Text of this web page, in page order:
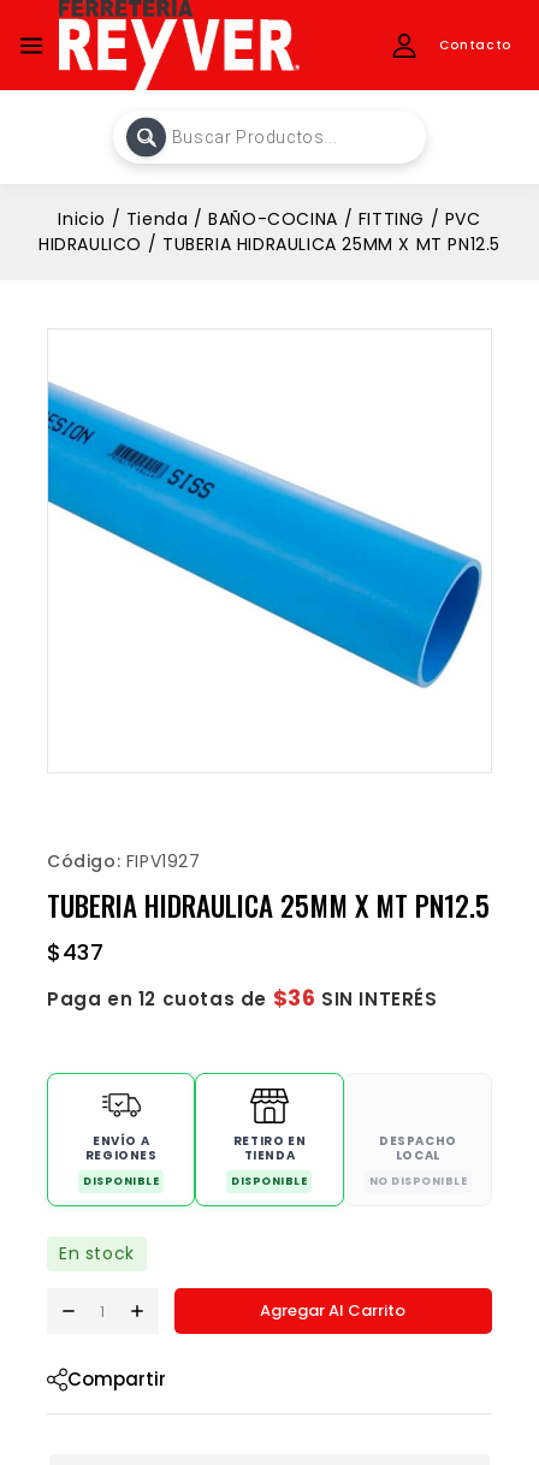
Contacto
Inicio / Tienda / BAÑO-COCINA / FITTING / PVC
HIDRAULICO / TUBERIA HIDRAULICA 25MM X MT PN12.5
Código: FIPV1927
TUBERIA HIDRAULICA 25MM X MT PN12.5
$437
Paga en 12 cuotas de $36 SIN INTERÉS
ENVÍO A
REGIONES
DISPONIBLE
RETIRO EN
TIENDA
DISPONIBLE
DESPACHO
LOCAL
NO DISPONIBLE
En stock
Agregar Al Carrito
Compartir